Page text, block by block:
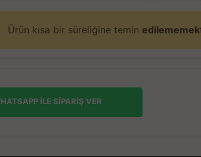
Ürün kısa bir süreliğine temin
İLE SİPARİŞ VER